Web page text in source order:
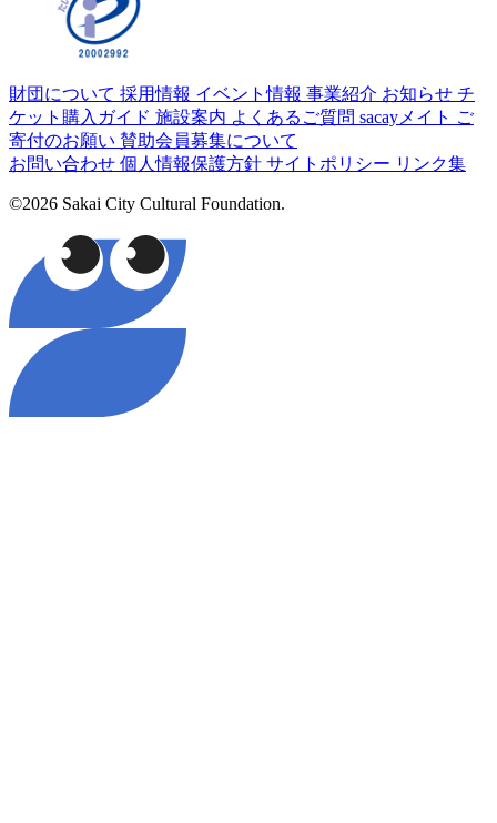
財団について 採用情報 イベント情報 事業紹介 お知らせ チ
ケット購入ガイド 施設案内 よくあるご質問 sacayメイト ご
寄付のお願い 賛助会員募集について
お問い合わせ 個人情報保護方針 サイトポリシー リンク集
©2026 Sakai City Cultural Foundation.